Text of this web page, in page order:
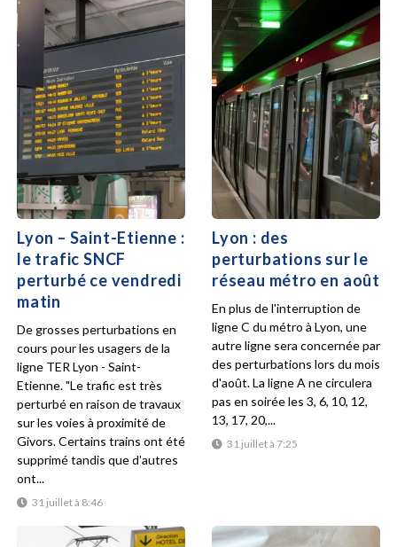
Lyon – Saint-Etienne :
le trafic SNCF
perturbé ce vendredi
matin
31 juillet à 8:46
De grosses perturbations en
cours pour les usagers de la
ligne TER Lyon - Saint-
Etienne. "Le trafic est très
perturbé en raison de travaux
sur les voies à proximité de
Givors. Certains trains ont été
supprimé tandis que d'autres
ont...
Lyon : des
perturbations sur le
réseau métro en août
31 juillet à 7:25
En plus de l'interruption de
ligne C du métro à Lyon, une
autre ligne sera concernée par
des perturbations lors du mois
d'août. La ligne A ne circulera
pas en soirée les 3, 6, 10, 12,
13, 17, 20,...